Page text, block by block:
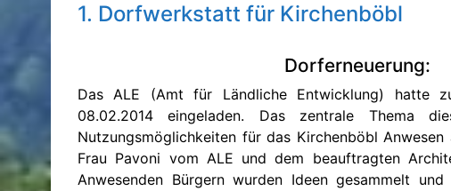
1. Dorfwerkstatt für Kirchenböbl
Dorferneuerung:
Das ALE (Amt für Ländliche Entwicklung) hatte
08.02.2014 eingeladen. Das zentrale Thema
Nutzungsmöglichkeiten für das Kirchenböbl
Frau Pavoni vom ALE und dem beauftragten
Anwesenden Bürgern wurden Ideen gesammelt